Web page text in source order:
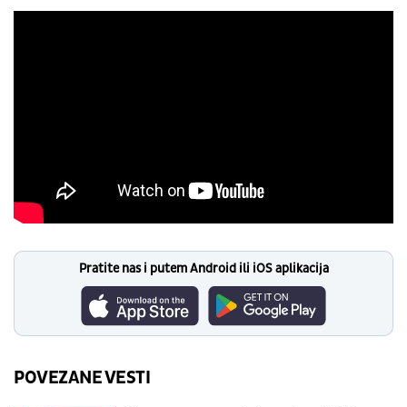
Pratite nas i putem Android ili iOS aplikacija
POVEZANE VESTI